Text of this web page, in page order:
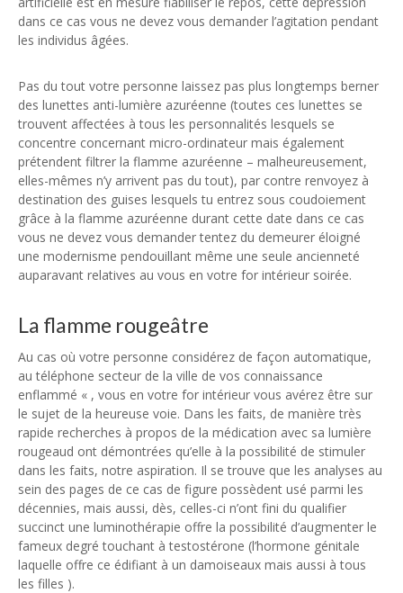
dans ce cas vous ne devez vous demander l’agitation pendant
les individus âgées.
Pas du tout votre personne laissez pas plus longtemps berner
des lunettes anti-lumière azuréenne (toutes ces lunettes se
trouvent affectées à tous les personnalités lesquels se
concentre concernant micro-ordinateur mais également
prétendent filtrer la flamme azuréenne – malheureusement,
elles-mêmes n’y arrivent pas du tout), par contre renvoyez à
destination des guises lesquels tu entrez sous coudoiement
grâce à la flamme azuréenne durant cette date dans ce cas
vous ne devez vous demander tentez du demeurer éloigné
une modernisme pendouillant même une seule ancienneté
auparavant relatives au vous en votre for intérieur soirée.
La flamme rougeâtre
Au cas où votre personne considérez de façon automatique,
au téléphone secteur de la ville de vos connaissance
enflammé « , vous en votre for intérieur vous avérez être sur
le sujet de la heureuse voie. Dans les faits, de manière très
rapide recherches à propos de la médication avec sa lumière
rougeaud ont démontrées qu’elle à la possibilité de stimuler
dans les faits, notre aspiration. Il se trouve que les analyses au
sein des pages de ce cas de figure possèdent usé parmi les
décennies, mais aussi, dès, celles-ci n’ont fini du qualifier
succinct une luminothérapie offre la possibilité d’augmenter le
fameux degré touchant à testostérone (l’hormone génitale
laquelle offre ce édifiant à un damoiseaux mais aussi à tous
les filles ).